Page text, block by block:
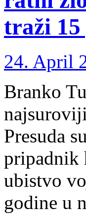
traži
24. April
Branko
Presuda
pripadnik
ubistvo
godine u